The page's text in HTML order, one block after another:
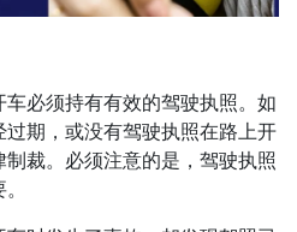
必须持有有效的驾驶执照。如
期，或没有驾驶执照在路上开
裁。必须注意的是，驾驶执照